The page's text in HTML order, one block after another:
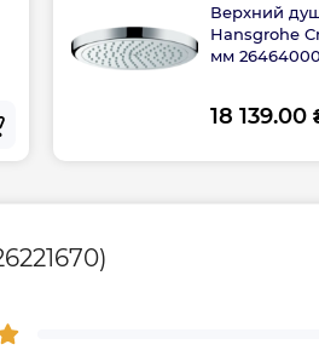
Верхний
Hansgrohe
мм 26464000
18 139.00